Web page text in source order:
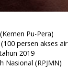
Pu-Pera)
persen akses air
2019
Nasional (RPJMN)